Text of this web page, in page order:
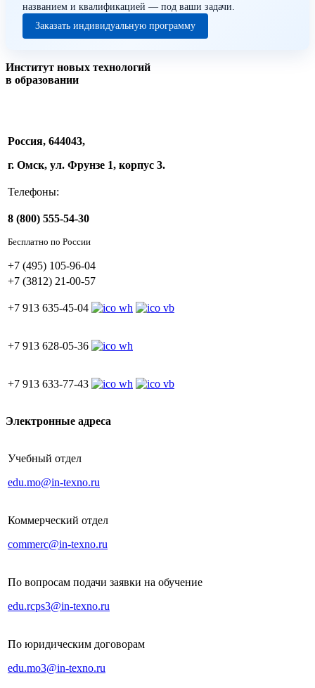
названием и квалификацией — под ваши задачи.
Заказать индивидуальную программу
Институт новых технологий
в образовании
Россия, 644043,
г. Омск, ул. Фрунзе 1, корпус 3.
Телефоны:
8 (800) 555-54-30
Бесплатно по России
+7 (495) 105-96-04
+7 (3812) 21-00-57
+7 913 635-45-04
+7 913 628-05-36
+7 913 633-77-43
Электронные адреса
Учебный отдел
edu.mo@in-texno.ru
Коммерческий отдел
commerc@in-texno.ru
По вопросам подачи заявки на обучение
edu.rcps3@in-texno.ru
По юридическим договорам
edu.mo3@in-texno.ru